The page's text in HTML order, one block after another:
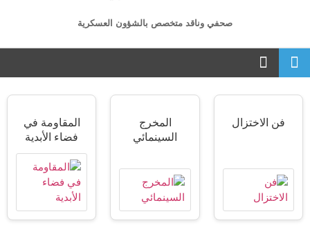
صحفي وناقد متخصص بالشؤون العسکریة
فن الاختزال
المخرج
السينمائي
المقاومة في
فضاء الأبدية